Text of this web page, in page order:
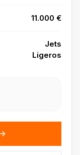
11.000 €
Jets
Ligeros